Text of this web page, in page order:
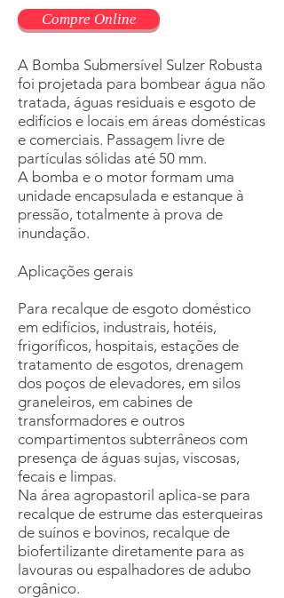
Compre Online
A Bomba Submersível Sulzer Robusta
foi projetada para bombear água não
tratada, águas residuais e esgoto de
edifícios e locais em áreas domésticas
e comerciais. Passagem livre de
partículas sólidas até 50 mm.
A bomba e o motor formam uma
unidade encapsulada e estanque à
pressão, totalmente à prova de
inundação.
Aplicações gerais
Para recalque de esgoto doméstico
em edifícios, industrais, hotéis,
frigoríficos, hospitais, estações de
tratamento de esgotos, drenagem
dos poços de elevadores, em silos
graneleiros, em cabines de
transformadores e outros
compartimentos subterrâneos com
presença de águas sujas, viscosas,
fecais e limpas.
Na área agropastoril aplica-se para
recalque de estrume das esterqueiras
de suínos e bovinos, recalque de
biofertilizante diretamente para as
lavouras ou espalhadores de adubo
orgânico.